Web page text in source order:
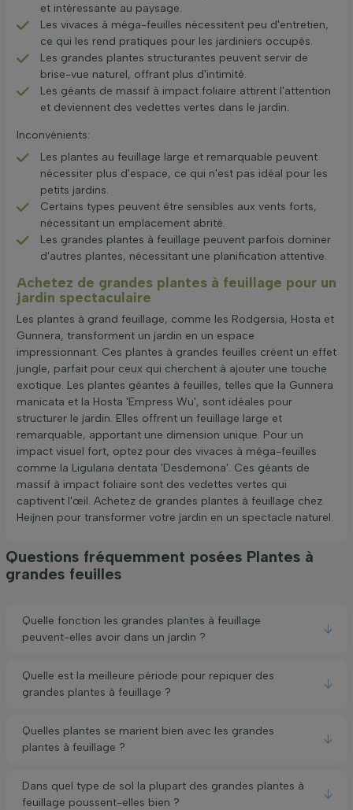
et intéressante au paysage.
Les vivaces à méga-feuilles nécessitent peu d'entretien,
ce qui les rend pratiques pour les jardiniers occupés.
Les grandes plantes structurantes peuvent servir de
brise-vue naturel, offrant plus d'intimité.
Les géants de massif à impact foliaire attirent l'attention
et deviennent des vedettes vertes dans le jardin.
Inconvénients:
Les plantes au feuillage large et remarquable peuvent
nécessiter plus d'espace, ce qui n'est pas idéal pour les
petits jardins.
Certains types peuvent être sensibles aux vents forts,
nécessitant un emplacement abrité.
Les grandes plantes à feuillage peuvent parfois dominer
d'autres plantes, nécessitant une planification attentive.
Achetez de grandes plantes à feuillage pour un
jardin spectaculaire
Les plantes à grand feuillage, comme les Rodgersia, Hosta et
Gunnera, transforment un jardin en un espace
impressionnant. Ces plantes à grandes feuilles créent un effet
jungle, parfait pour ceux qui cherchent à ajouter une touche
exotique. Les plantes géantes à feuilles, telles que la Gunnera
manicata et la Hosta 'Empress Wu', sont idéales pour
structurer le jardin. Elles offrent un feuillage large et
remarquable, apportant une dimension unique. Pour un
impact visuel fort, optez pour des vivaces à méga-feuilles
comme la Ligularia dentata 'Desdemona'. Ces géants de
massif à impact foliaire sont des vedettes vertes qui
captivent l'œil. Achetez de grandes plantes à feuillage chez
Heijnen pour transformer votre jardin en un spectacle naturel.
Questions fréquemment posées Plantes à
grandes feuilles
Quelle fonction les grandes plantes à feuillage
peuvent-elles avoir dans un jardin ?
Quelle est la meilleure période pour repiquer des
grandes plantes à feuillage ?
Quelles plantes se marient bien avec les grandes
plantes à feuillage ?
Dans quel type de sol la plupart des grandes plantes à
feuillage poussent-elles bien ?